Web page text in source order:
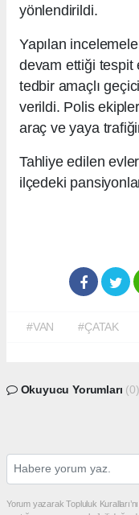
yönlendirildi.
Yapılan
devam ettiği tespit
tedbir amaçlı
verildi. Polis
araç ve yaya
Tahliye edilen
ilçedeki
#VAN #ÇATAK
Okuyucu Yorumları (0)
Yorum yazarak Topluluk